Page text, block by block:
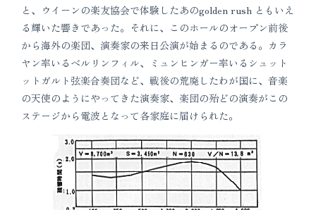
と、ウイーンの楽友協会で体験したあのgolden rush ともいえ
る輝いた響きであった。それに、このホールのオープン前後
から海外の楽団、演奏家の来日公演が始まるのである。カラ
ヤン率いるベルリンフィル、ミュンヒンガー率いるシュット
ットガルト弦楽合奏団など、戦後の荒廃したわが国に、音楽
の天使のようにやってきた演奏家、楽団の殆どの演奏がこの
ステージから電波となって各家庭に届けられた。